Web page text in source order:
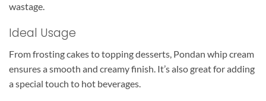
wastage.
Ideal Usage
From frosting cakes to topping desserts, Pondan whip cream
ensures a smooth and creamy finish. It’s also great for adding
a special touch to hot beverages.